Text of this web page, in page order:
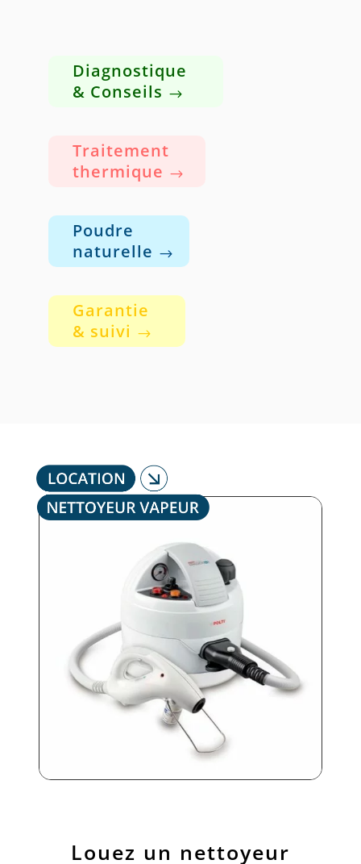
Diagnostique
& Conseils
Traitement
thermique
Poudre
naturelle
Garantie
& suivi
Louez un nettoyeur